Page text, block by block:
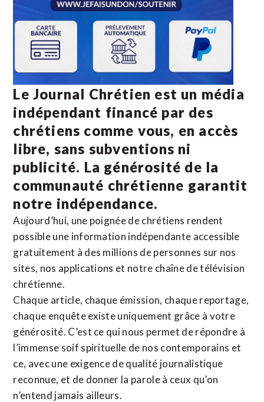
Le Journal Chrétien est un média
indépendant financé par des
chrétiens comme vous, en accès
libre, sans subventions ni
publicité. La générosité de la
communauté chrétienne garantit
notre indépendance.
Aujourd’hui, une poignée de chrétiens rendent
possible une information indépendante accessible
gratuitement à des millions de personnes sur nos
sites, nos applications et notre chaîne de télévision
chrétienne.
Chaque article, chaque émission, chaque reportage,
chaque enquête existe uniquement grâce à votre
générosité. C’est ce qui nous permet de répondre à
l’immense soif spirituelle de nos contemporains et
ce, avec une exigence de qualité journalistique
reconnue, et de donner la parole à ceux qu’on
n’entend jamais ailleurs.